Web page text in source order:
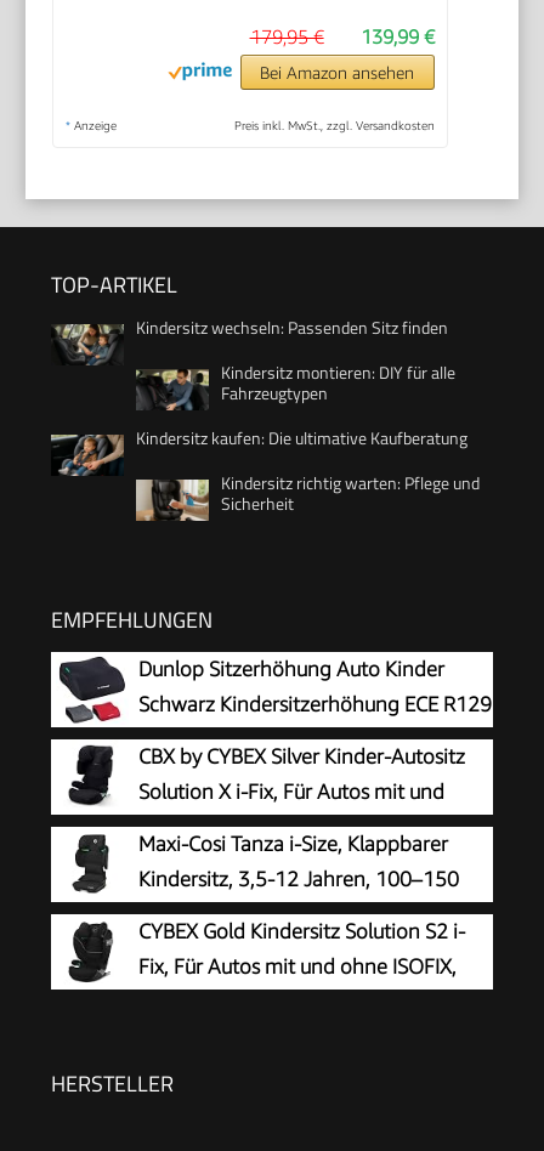
139,99 €
179,95 €
Bei Amazon ansehen
* Anzeige Preis inkl. MwSt., zzgl. Versandkosten
TOP-ARTIKEL
Kindersitz wechseln: Passenden Sitz finden
Kindersitz montieren: DIY für alle
Fahrzeugtypen
Kindersitz kaufen: Die ultimative Kaufberatung
Kindersitz richtig warten: Pflege und
Sicherheit
EMPFEHLUNGEN
Dunlop Sitzerhöhung Auto Kinder
Schwarz Kindersitzerhöhung ECE R129
- Ergonomischer Kindersitz Ab 3 Jahre
- Kinderautositz Mit Waschbarem Bezug -
Sitzkissen Auto Für Kinder 135-150 cm
CBX by CYBEX Silver Kinder-Autositz
Solution X i-Fix, Für Autos mit und
ohne ISOFIX, Ab ca. 3 bis 12 Jahre
(100 - 150 cm), Ab ca. 15 bis 50 kg, Pure Black
Maxi-Cosi Tanza i-Size, Klappbarer
Kindersitz, 3,5-12 Jahren, 100–150
cm, 10 Kopfstützenpositionen,
Tragbarer Reiseautositz, G-CELL
Seitenaufprallschutz, Umweltfreundliche
CYBEX Gold Kindersitz Solution S2 i-
Fix, Für Autos mit und ohne ISOFIX,
HERSTELLER